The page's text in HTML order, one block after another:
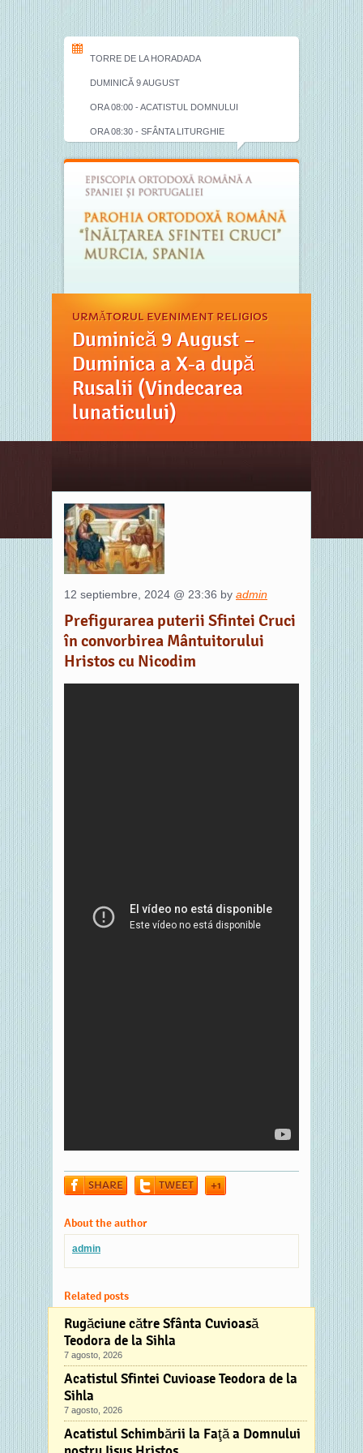
TORRE DE LA HORADADA
DUMINICĂ 9 AUGUST
ORA 08:00 - ACATISTUL DOMNULUI
ORA 08:30 - SFÂNTA LITURGHIE
URMĂTORUL EVENIMENT RELIGIOS
Duminică 9 August –
Duminica a X-a după
Rusalii (Vindecarea
lunaticului)
12 septiembre, 2024 @ 23:36 by admin
Prefigurarea puterii Sfintei Cruci
în convorbirea Mântuitorului
Hristos cu Nicodim
SHARE TWEET +1
About the author
admin
Related posts
Rugăciune către Sfânta Cuvioasă
Teodora de la Sihla
7 agosto, 2026
Acatistul Sfintei Cuvioase Teodora de la
Sihla
7 agosto, 2026
Acatistul Schimbării la Faţă a Domnului